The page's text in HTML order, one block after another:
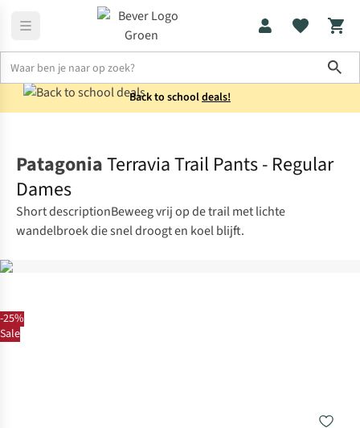
Back to schooldeals!
-25%
Sale
PatagoniaTerravia Trail Pants - Regular
Dames
Short descriptionBeweeg vrij op de trail met lichte
wandelbroek die snel droogt en koel blijft.